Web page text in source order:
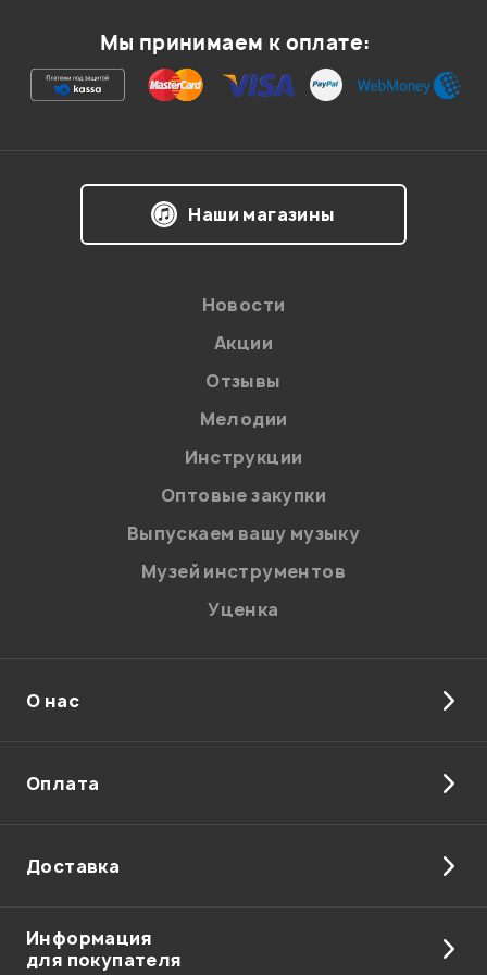
Ваша оценка:
на обработку персональных данных в
Политикой в отношении обработки
персональных данных.
Введите проверочное число:
Отправить
Мы принимаем к оплате:
Наши магазины
Новости
Акции
Отзывы
Мелодии
Инструкции
Оптовые закупки
Выпускаем вашу музыку
Музей инструментов
Уценка
О нас
Оплата
Доставка
Информация
для покупателя